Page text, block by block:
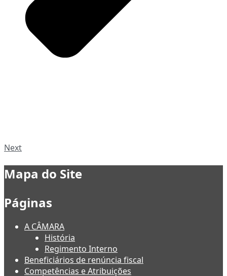
Next
Mapa do Site
Páginas
A CÂMARA
História
Regimento Interno
Beneficiários de renúncia fiscal
Competências e Atribuições